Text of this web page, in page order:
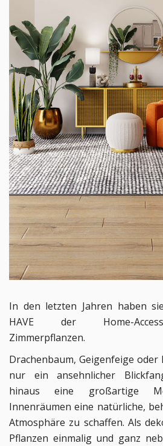
In den letzten Jahren haben
HAVE der Home-
Zimmerpflanzen.
Drachenbaum, Geigenfeige oder
nur ein ansehnlicher
hinaus eine großartige
Innenräumen eine natürliche,
Atmosphäre zu schaffen. Als
Pflanzen einmalig und ganz